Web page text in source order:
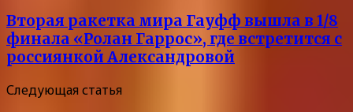
Вторая ракетка мира Гауфф вышла в 1/8
финала «Ролан Гаррос», где встретится с
россиянкой Александровой
Следующая статья